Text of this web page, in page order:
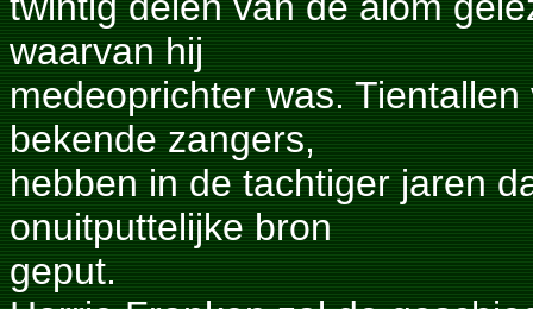
waarvan hij
medeoprichter was.
bekende zangers,
hebben in de tachtiger jaren
onuitputtelijke bron
geput.